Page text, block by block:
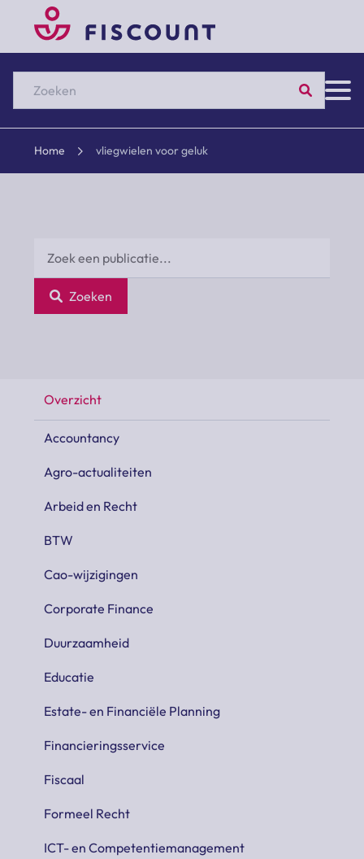
Zoeken
Home vliegwielen voor geluk
Zoeken
Overzicht
Accountancy
Agro-actualiteiten
Arbeid en Recht
BTW
Cao-wijzigingen
Corporate Finance
Duurzaamheid
Educatie
Estate- en Financiële Planning
Financieringsservice
Fiscaal
Formeel Recht
ICT- en Competentiemanagement